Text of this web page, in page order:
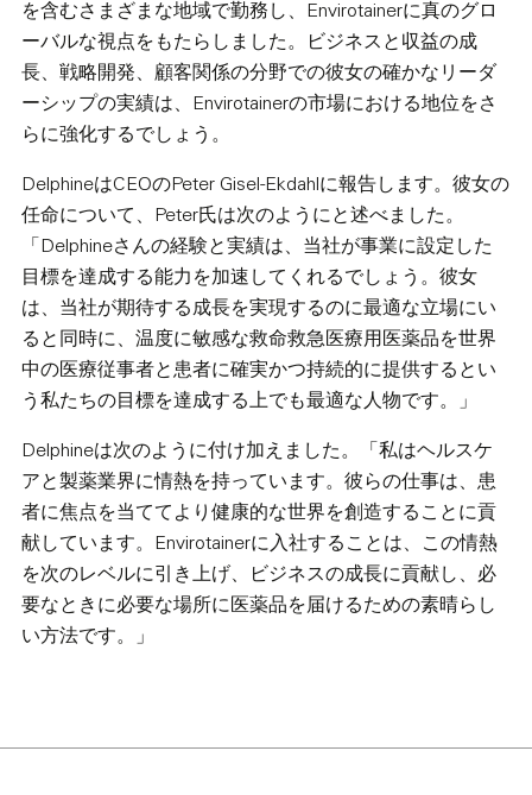
を含むさまざまな地域で勤務し、Envirotainerに真のグロ
ーバルな視点をもたらしました。ビジネスと収益の成
長、戦略開発、顧客関係の分野での彼女の確かなリーダ
ーシップの実績は、Envirotainerの市場における地位をさ
らに強化するでしょう。
DelphineはCEOのPeter Gisel-Ekdahlに報告します。彼女の
任命について、Peter氏は次のようにと述べました。
「Delphineさんの経験と実績は、当社が事業に設定した
目標を達成する能力を加速してくれるでしょう。彼女
は、当社が期待する成長を実現するのに最適な立場にい
ると同時に、温度に敏感な救命救急医療用医薬品を世界
中の医療従事者と患者に確実かつ持続的に提供するとい
う私たちの目標を達成する上でも最適な人物です。」
Delphineは次のように付け加えました。「私はヘルスケ
アと製薬業界に情熱を持っています。彼らの仕事は、患
者に焦点を当ててより健康的な世界を創造することに貢
献しています。Envirotainerに入社することは、この情熱
を次のレベルに引き上げ、ビジネスの成長に貢献し、必
要なときに必要な場所に医薬品を届けるための素晴らし
い方法です。」